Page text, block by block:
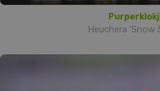
Heuchera 'Snow